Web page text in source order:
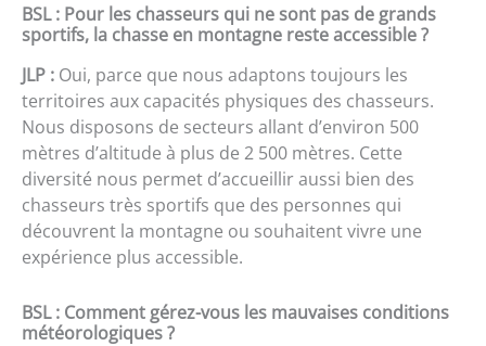
BSL : Pour les chasseurs qui ne sont pas de grands
sportifs, la chasse en montagne reste accessible ?
JLP : Oui, parce que nous adaptons toujours les
territoires aux capacités physiques des chasseurs.
Nous disposons de secteurs allant d’environ 500
mètres d’altitude à plus de 2 500 mètres. Cette
diversité nous permet d’accueillir aussi bien des
chasseurs très sportifs que des personnes qui
découvrent la montagne ou souhaitent vivre une
expérience plus accessible.
BSL : Comment gérez-vous les mauvaises conditions
météorologiques ?